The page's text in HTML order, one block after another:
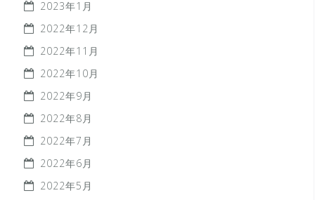
2023年1月
2022年12月
2022年11月
2022年10月
2022年9月
2022年8月
2022年7月
2022年6月
2022年5月